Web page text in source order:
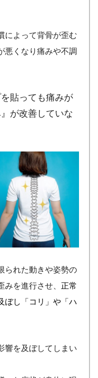
によって背骨が歪む
悪くなり痛みや不調
貼っても痛みが
が改善していな
られた動きや姿勢の
を進行させ、 正常
ぼし「コリ」や「ハ
響を及ぼしてしまい